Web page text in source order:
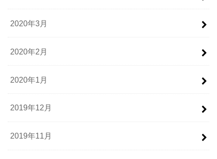
2020年3月
2020年2月
2020年1月
2019年12月
2019年11月